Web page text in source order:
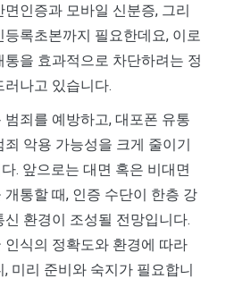
인증과 모바일 신분증, 그리
록초본까지 필요한데요, 이로
을 효과적으로 차단하려는 정
나고 있습니다.
죄를 예방하고, 대포폰 유통
악용 가능성을 크게 줄이기
. 앞으로는 대면 혹은 비대면
통할 때, 인증 수단이 한층 강
환경이 조성될 전망입니다.
인식의 정확도와 환경에 따라
미리 준비와 숙지가 필요합니